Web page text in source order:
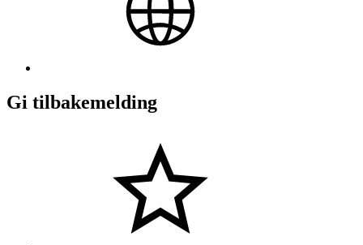
Gi tilbakemelding